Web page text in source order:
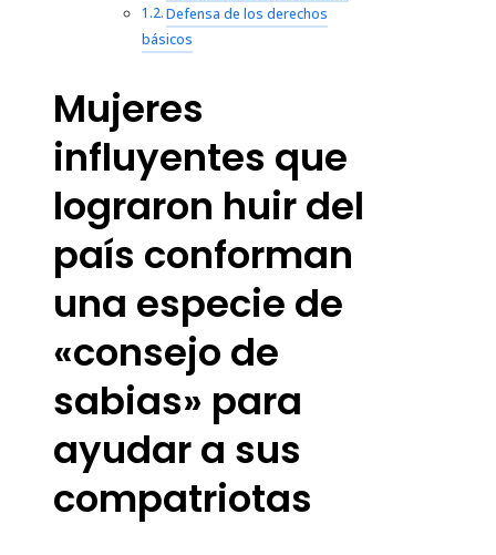
Defensa de los derechos
básicos
Mujeres
influyentes que
lograron huir del
país conforman
una especie de
«consejo de
sabias» para
ayudar a sus
compatriotas